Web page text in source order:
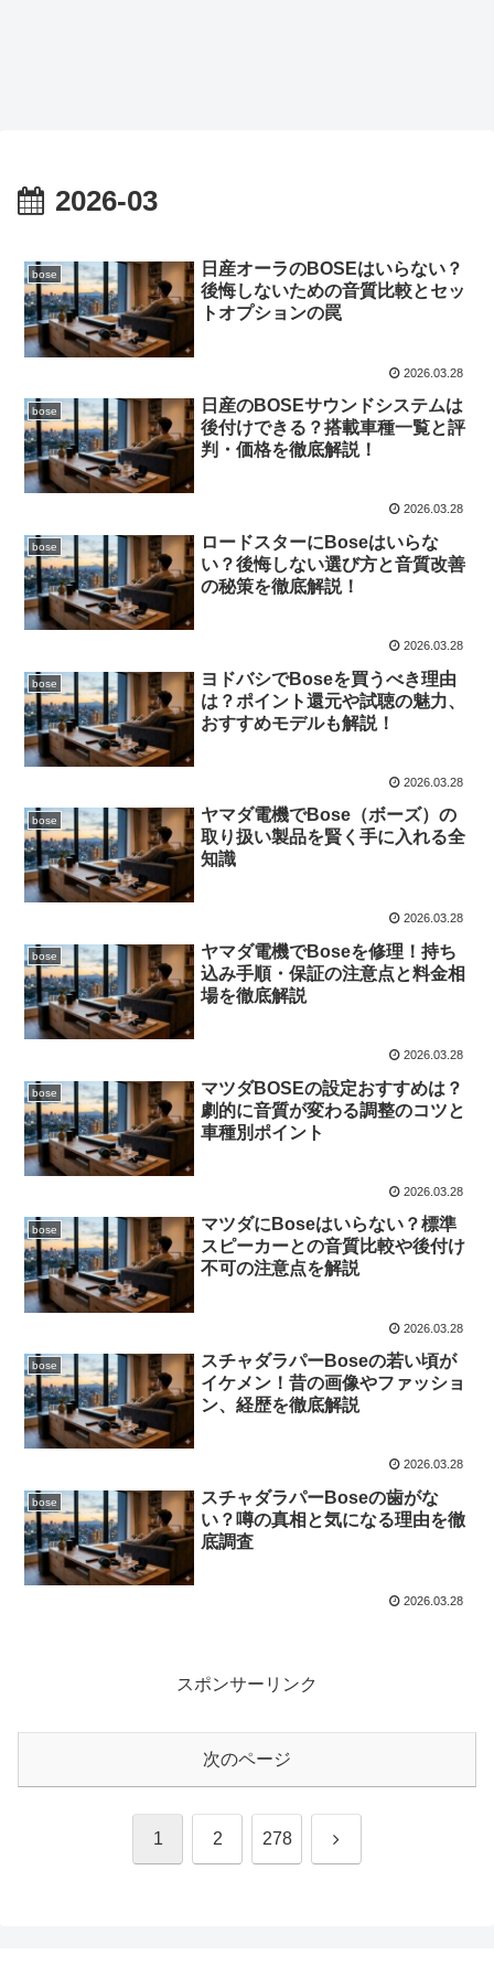
2026-03
bose
日産オーラのBOSEはいらない？
後悔しないための音質比較とセッ
トオプションの罠
2026.03.28
bose
日産のBOSEサウンドシステムは
後付けできる？搭載車種一覧と評
判・価格を徹底解説！
2026.03.28
bose
ロードスターにBoseはいらな
い？後悔しない選び方と音質改善
の秘策を徹底解説！
2026.03.28
bose
ヨドバシでBoseを買うべき理由
は？ポイント還元や試聴の魅力、
おすすめモデルも解説！
2026.03.28
bose
ヤマダ電機でBose（ボーズ）の
取り扱い製品を賢く手に入れる全
知識
2026.03.28
bose
ヤマダ電機でBoseを修理！持ち
込み手順・保証の注意点と料金相
場を徹底解説
2026.03.28
bose
マツダBOSEの設定おすすめは？
劇的に音質が変わる調整のコツと
車種別ポイント
2026.03.28
bose
マツダにBoseはいらない？標準
スピーカーとの音質比較や後付け
不可の注意点を解説
2026.03.28
bose
スチャダラパーBoseの若い頃が
イケメン！昔の画像やファッショ
ン、経歴を徹底解説
2026.03.28
bose
スチャダラパーBoseの歯がな
い？噂の真相と気になる理由を徹
底調査
2026.03.28
スポンサーリンク
次のページ
1 2 278 次